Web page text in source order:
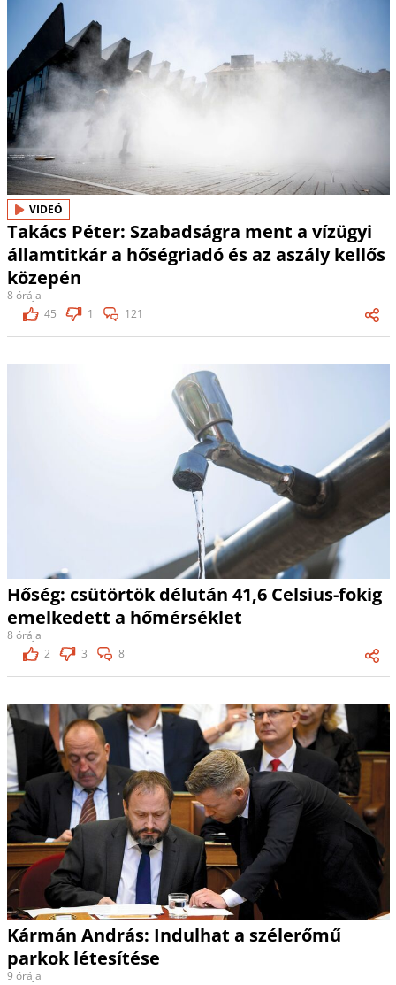
VIDEÓ
Takács Péter: Szabadságra ment a vízügyi
államtitkár a hőségriadó és az aszály kellős
közepén
8 órája
45
1 121
Hőség: csütörtök délután 41,6 Celsius-fokig
emelkedett a hőmérséklet
8 órája
2
3 8
Kármán András: Indulhat a szélerőmű
parkok létesítése
9 órája